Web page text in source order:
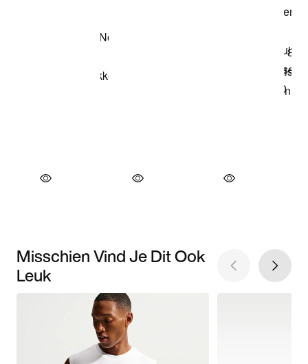
Misschien Vind Je Dit Ook
Leuk